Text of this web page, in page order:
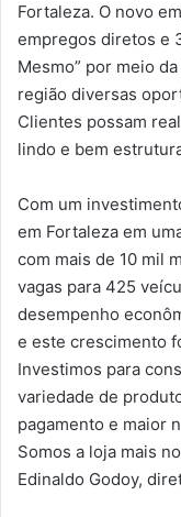
Fortaleza. O novo
empregos diretos e
Mesmo” por meio
região diversas
Clientes possam
lindo e bem
Com um
em Fortaleza em
com mais de 10 mil
vagas para 425
desempenho
e este crescimento
Investimos para
variedade de
pagamento e maior
Somos a loja mais
Edinaldo Godoy,